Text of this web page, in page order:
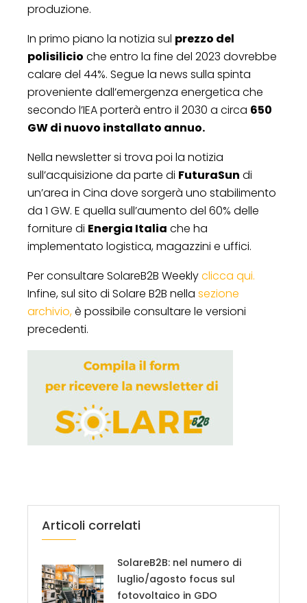
produzione.
In primo piano la notizia sul prezzo del
polisilicio che entro la fine del 2023 dovrebbe
calare del 44%. Segue la news sulla spinta
proveniente dall’emergenza energetica che
secondo l’IEA porterà entro il 2030 a circa 650
GW di nuovo installato annuo.
Nella newsletter si trova poi la notizia
sull’acquisizione da parte di FuturaSun di
un’area in Cina dove sorgerà uno stabilimento
da 1 GW. E quella sull’aumento del 60% delle
forniture di Energia Italia che ha
implementato logistica, magazzini e uffici.
Per consultare SolareB2B Weeklyclicca qui.
Infine, sul sito di Solare B2B nella sezione
archivio,è possibile consultare le versioni
precedenti.
Articoli correlati
SolareB2B: nel numero di
luglio/agosto focus sul
fotovoltaico in GDO